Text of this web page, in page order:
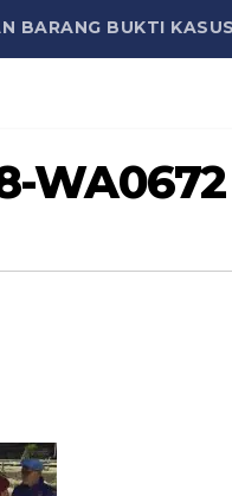
BARANG BUKTI
WA0672